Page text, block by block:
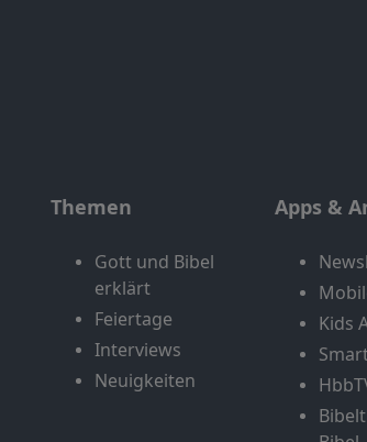
Themen
Gott und Bibel
erklärt
Feiertage
Interviews
Neuigkeiten
Apps &
Kids